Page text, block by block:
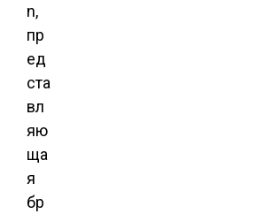
n,
пр
ед
ста
вл
яю
ща
я
бр